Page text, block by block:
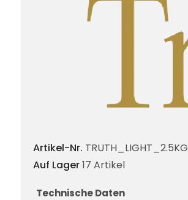
Artikel-Nr. TRUTH_LIGHT_2.5KG
Auf Lager17 Artikel
Technische Daten